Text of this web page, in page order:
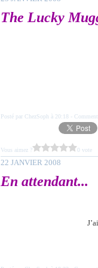
The Lucky
Posté par ChezSoph à 20:18 -
Vous aimez ? 0 vote
22 JANVIER 2008
En attendant...